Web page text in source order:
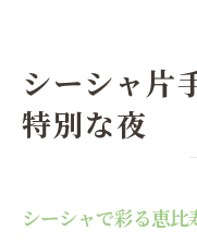
シーシャ片
特別な夜
シーシャで彩る恵比